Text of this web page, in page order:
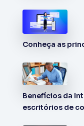
Conheça as
Benefícios da
escritórios de